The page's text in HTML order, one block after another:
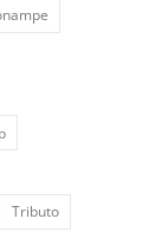
Tributo